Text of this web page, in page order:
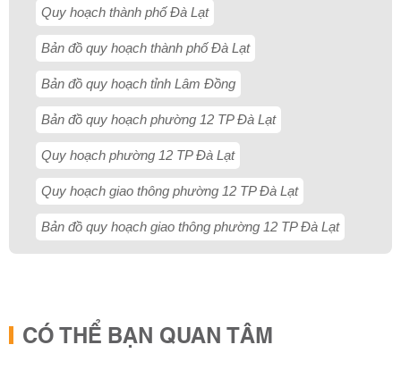
Quy hoạch thành phố Đà Lạt
Bản đồ quy hoạch thành phố Đà Lạt
Bản đồ quy hoạch tỉnh Lâm Đồng
Bản đồ quy hoạch phường 12 TP Đà Lạt
Quy hoạch phường 12 TP Đà Lạt
Quy hoạch giao thông phường 12 TP Đà Lạt
Bản đồ quy hoạch giao thông phường 12 TP Đà Lạt
CÓ THỂ BẠN QUAN TÂM